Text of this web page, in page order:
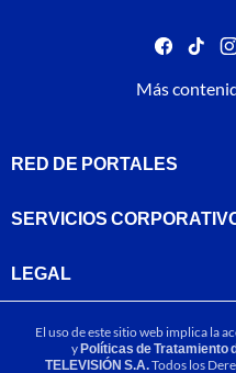
Más
RED DE PORTALES
SERVICIOS
LEGAL
El uso de este sitio web implica la
yPolíticas de Tratamiento
TELEVISIÓN S.A.Todos los